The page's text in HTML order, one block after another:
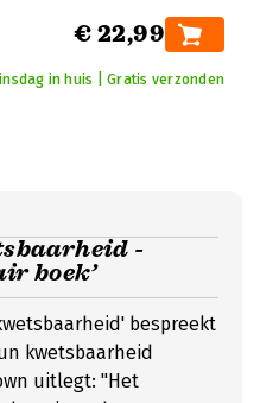
€ 22,99
in huis | Gratis verzonden
-
boek’
bespreekt
kwetsbaarheid
uitlegt: "Het